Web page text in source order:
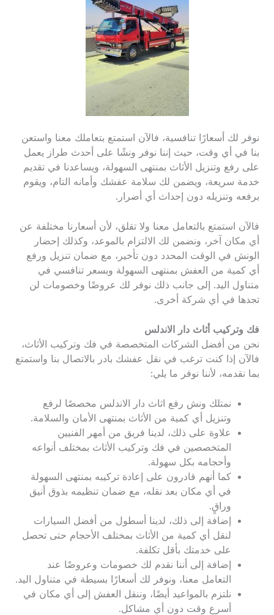
نوفر لك أسعارًا تنافسية، فالآن استمتع بتعاملك معنا واستعن
بنا في أي وقت، حيث إننا نوفر ونشًا على أحدث طراز يعمل
على رفع وتنزيل الأثاث بمنتهى السهولة، ويساعدنا في تقديم
خدمة سريعة، ويضمن لك سلامة عفشك وأمانه التام، ويقوم
برفعه وتنزيله دون إحداث أي أضرار.
فالآن استمتع بالتعامل معنا ولا تقلق، لأن أسعارنا مختلفة عن
أي مكان آخر، ونضمن لك الالتزام بالموعد، وكذلك إحضار
الونش في الوقت المحدد دون تأخير، مع ضمان تنزيل ورفع
أي كمية من العفش بمنتهى السهولة وبسعر تنافسي في
متناول اليد. إلى جانب ذلك نوفر لك عروضًا وخصومات لن
تجدها في أي شركة أخرى.
فك وتركيب أثاث دار الاندلس
نحن من أفضل الشركات المتخصصة في فك وتركيب الأثاث،
فالآن إذا كنت ترغب في نقل عفشك بادر بالاتصال بنا واستمتع
بما نقدمه، لأننا نوفر ما يلي:
نمتلك ونش رفع اثاث دار الاندلس مخصصًا لرفع
وتنزيل أي كمية من الأثاث بمنتهى الأمان والسلامة.
علاوة على ذلك، لدينا فريق من أمهر الفنيين
المتخصصين في فك وتركيب الأثاث بمختلف أنواعه
وأحجامه بكل سهولة.
كما أنهم قادرون على إعادة تركيبه بمنتهى السهولة
في أي مكان بعد نقله، مع ضمان تنظيمه بذوق أنيق
وراقٍ.
إضافة إلى ذلك، لدينا أسطول من أفضل السيارات
لنقل أي كمية من الأثاث بمختلف الأحجام حتى تحصل
على خدمتك بأقل تكلفة.
إضافة إلى أننا نقدم لك خصومات وعروضًا عند
التعامل معنا، ونوفر لك أسعارًا بسيطة في متناول اليد.
نلتزم بالمواعيد أيضًا، وننقل العفش إلى أي مكان في
أسرع وقت دون أي مشاكل.